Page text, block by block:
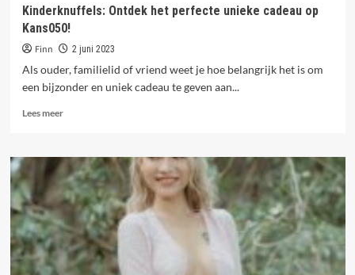
Kinderknuffels: Ontdek het perfecte unieke cadeau op
Kans050!
Finn 2 juni 2023
Als ouder, familielid of vriend weet je hoe belangrijk het is om
een bijzonder en uniek cadeau te geven aan...
Lees meerLees
Kinderknuffels:
Ontdek
het
perfecte
unieke
cadeau
op
Kans050!